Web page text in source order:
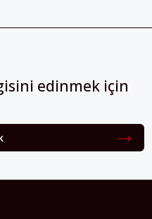
edinmek için